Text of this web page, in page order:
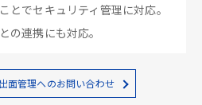
とでセキュリティ管理に対応。
の連携にも対応。
面管理へのお問い合わせ